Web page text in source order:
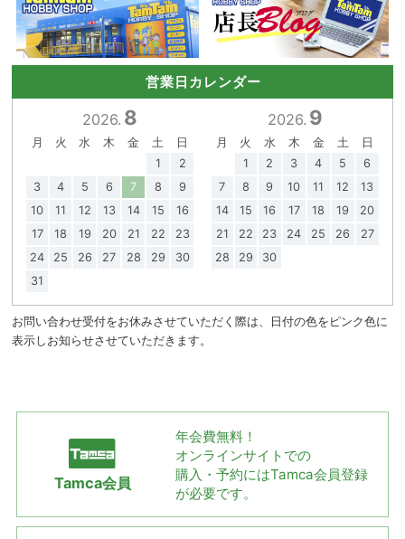
営業日カレンダー
2026. 8
月 火 水 木 金 土
日
1
2
3
4 5 6 7 8
9
10
11 12 13 14 15
16
17
18 19 20 21 22
23
24
25 26 27 28 29
30
31
2026. 9
月 火 水 木 金 土
日
1
2 3 4 5
6
7
8 9 10 11 12
13
14
15 16 17 18 19
20
21
22 23 24 25 26
27
28
29 30
お問い合わせ受付をお休みさせていただく際は、日付の色をピンク色に
表示しお知らせさせていただきます。
Tamca会員
年会費無料！
オンラインサイトでの
購入・予約にはTamca会員登録
が必要です。